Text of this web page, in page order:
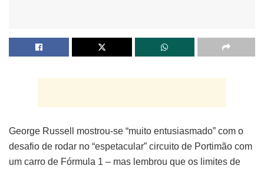
George Russell mostrou-se “muito entusiasmado” com o
desafio de rodar no “espetacular” circuito de Portimão com
um carro de Fórmula 1 – mas lembrou que os limites de